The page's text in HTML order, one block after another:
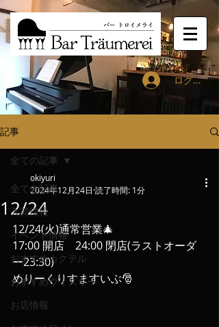
ログイン
記事
全ての記事
入荷情報
イベント情報
おすすめカクテル
おすすめウィスキー
お店情報
全ての記事
12/24
okiyuri
2024年12月24日 読了時間: 1分
12/24(火)通常営業🎄
17:00 開店　24:00 閉店(ラストオーダ
ー23:30)
めりーくりすますいぶ🎅